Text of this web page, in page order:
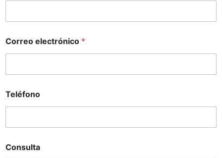
Correo electrónico *
Teléfono
Consulta